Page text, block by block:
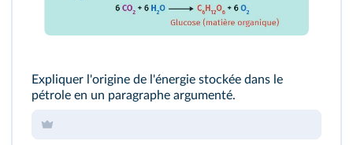
Expliquer l'origine de l'énergie stockée dans le
pétrole en un paragraphe argumenté.